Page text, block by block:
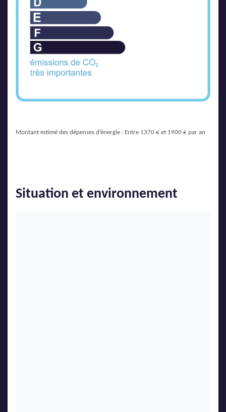
Montant estimé des dépenses d’énergie : Entre 1370 € et 1900 € par an
Situation et environnement